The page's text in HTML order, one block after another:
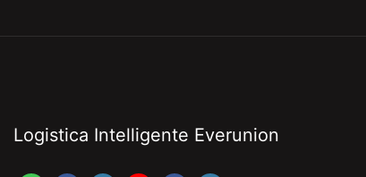
Logistica Intelligente Everunion